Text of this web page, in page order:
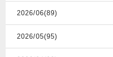
2026/06(89)
2026/05(95)